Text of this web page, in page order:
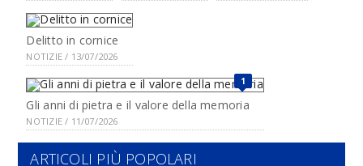
Delitto in cornice
NOTIZIE / 13/07/2026
1
Gli anni di pietra e il valore della memoria
NOTIZIE / 11/07/2026
ARTICOLI PIÙ POPOLARI